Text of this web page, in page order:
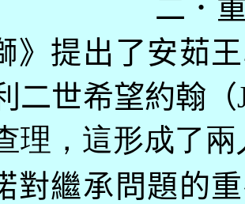
二．
》提出了安茹
二世希望約翰（
理，這形成了
對繼承問題的